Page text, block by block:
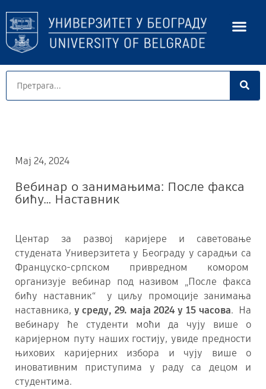
Мај 24, 2024
Вебинар о занимањима: После факса
бићу… Наставник
Центар за развој каријере и саветовање
студената Универзитета у Београду у сарадњи са
Француско-српском привредном комором
организује вебинар под називом „После факса
бићу наставник“ у циљу промоције занимања
наставника, у среду, 29. маја 2024 у 15 часова. На
вебинару ће студенти моћи да чују више о
каријерном путу наших гостију, увиде предности
њихових каријерних избора и чују више о
иновативним приступима у раду са децом и
студентима.